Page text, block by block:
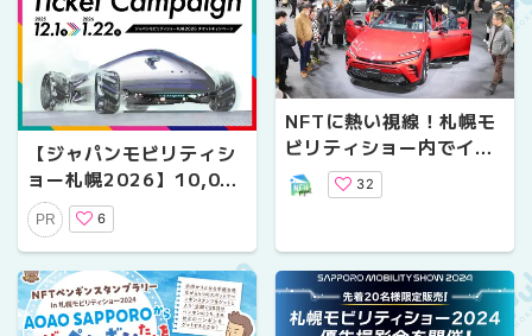
【ジャパンモビリティシ
ョー札幌2026】10,000
名様にプレゼント！チケ
ットキャンペーン開催
PR 6
NFTに熱い視線！札幌モ
ビリティショー内でイベ
ント開催32